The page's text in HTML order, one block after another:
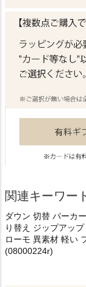
関連キーワー
ダウン 切替 パーカ
り替え ジップアッ
ローモ 異素材 軽い
(08000224r)